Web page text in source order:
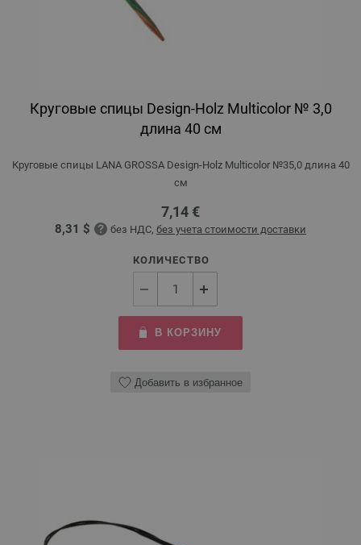
Круговые спицы Design-Holz Multicolor № 3,0
длина 40 см
Круговые спицы LANA GROSSA Design-Holz Multicolor №35,0 длина 40
см
7,14 €
8,31 $ без НДС, без учета стоимости доставки
КОЛИЧЕСТВО
В КОРЗИНУ
Добавить в избранное